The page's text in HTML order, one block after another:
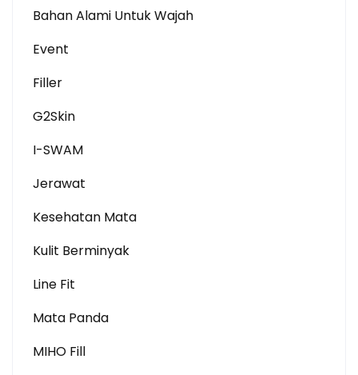
Bahan Alami Untuk Wajah
Event
Filler
G2Skin
I-SWAM
Jerawat
Kesehatan Mata
Kulit Berminyak
Line Fit
Mata Panda
MIHO Fill